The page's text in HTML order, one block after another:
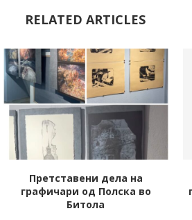
RELATED ARTICLES
Претставени дела на
графичари од Полска во
Битола